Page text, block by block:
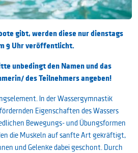
gibt, werden diese nur dienstags
9 Uhr veröffentlicht.
unbedingt den Namen und das
des Teilnehmers angeben!
In der Wassergymnastik
Eigenschaften des Wassers
Bewegungs- und Übungsformen
die Muskeln auf sanfte Art gekräftigt,
und Gelenke dabei geschont. Durch